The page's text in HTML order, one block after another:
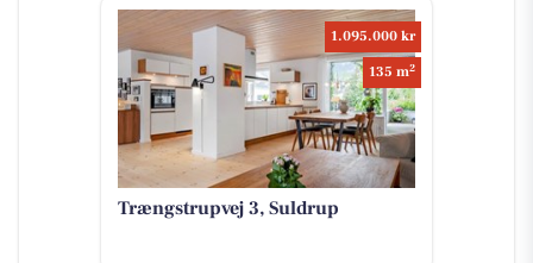
1.095.000 kr
135 m2
Trængstrupvej 3, Suldrup